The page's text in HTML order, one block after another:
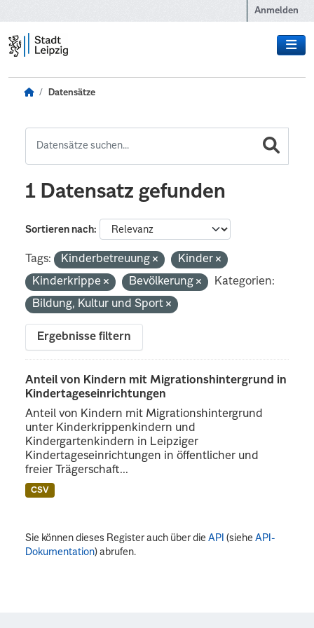
Anmelden
Datensätze
1 Datensatz gefunden
Sortieren nach
Tags: Kinderbetreuung
Kinder
Kinderkrippe
Bevölkerung
Kategorien:
Bildung, Kultur und Sport
Ergebnisse filtern
Anteil von Kindern mit Migrationshintergrund in
Kindertageseinrichtungen
Anteil von Kindern mit Migrationshintergrund
unter Kinderkrippenkindern und
Kindergartenkindern in Leipziger
Kindertageseinrichtungen in öffentlicher und
freier Trägerschaft...
CSV
Sie können dieses Register auch über dieAPI (sieheAPI-
Dokumentation) abrufen.